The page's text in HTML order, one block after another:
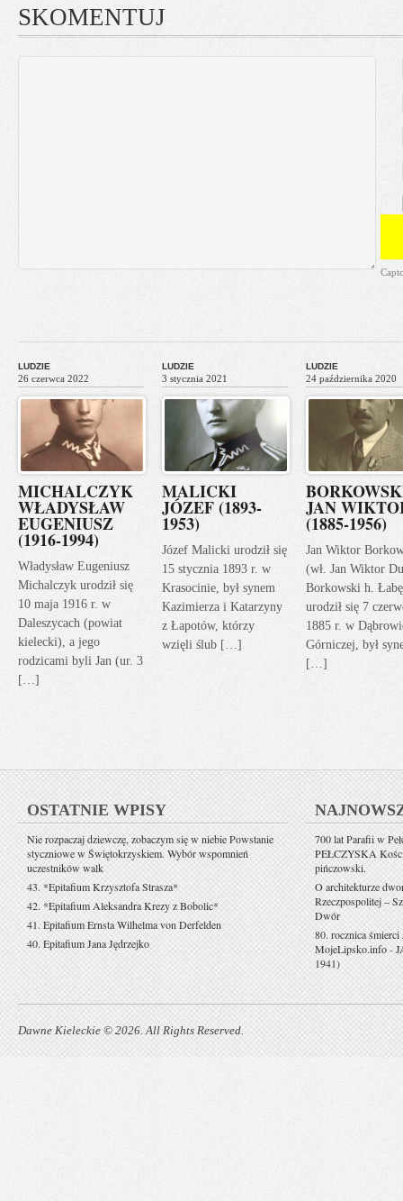
SKOMENTUJ
LUDZIE
26 czerwca 2022
MICHALCZYK
WŁADYSŁAW
EUGENIUSZ
(1916-1994)
Władysław Eugeniusz
Michalczyk urodził się
10 maja 1916 r. w
Daleszycach (powiat
kielecki), a jego
rodzicami byli Jan (ur. 3
[…]
LUDZIE
3 stycznia 2021
MALICKI
JÓZEF (1893-
1953)
Józef Malicki urodził się
15 stycznia 1893 r. w
Krasocinie, był synem
Kazimierza i Katarzyny
z Łapotów, którzy
wzięli ślub […]
LUDZIE
24 października 2020
JAN
(1885-1956)
Jan Wiktor
(wł. Jan Wiktor
Borkowski h.
urodził się 7
1885 r. w
Górniczej, był
[…]
OSTATNIE WPISY
Nie rozpaczaj dziewczę, zobaczym się w niebie Powstanie
styczniowe w Świętokrzyskiem. Wybór wspomnień
uczestników walk
43. *Epitafium Krzysztofa Strasza*
42. *Epitafium Aleksandra Krezy z Bobolic*
41. Epitafium Ernsta Wilhelma von Derfelden
40. Epitafium Jana Jędrzejko
700 lat Parafii w
PEŁCZYSKA
pińczowski.
O architekturze
Rzeczpospolitej –
Dwór
80. rocznica
MojeLipsko.info-
1941)
Dawne Kieleckie © 2026. All Rights Reserved.